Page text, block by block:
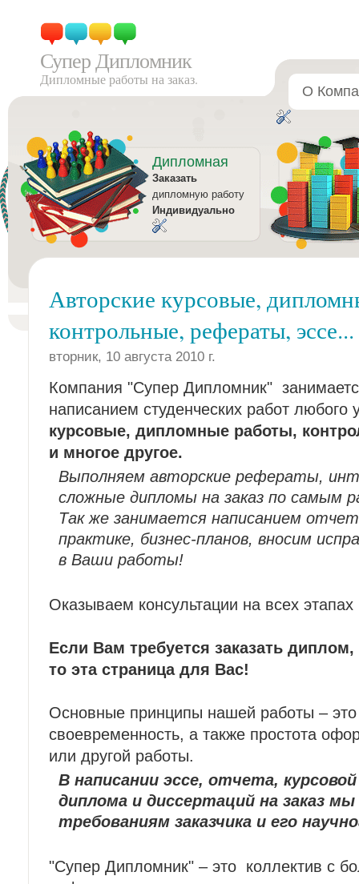
Супер Дипломник
Дипломные работы на заказ.
О
Дипломная
Заказать
дипломную работу
Индивидуально
Авторские курсовые,
контрольные, рефераты, эссе...
вторник, 10 августа 2010 г.
Компания "Супер Дипломник"
написанием студенческих работ любого
курсовые, дипломные работы,
и многое другое.
Выполняем авторские рефераты,
сложные дипломы на заказ по самым
Так же занимается написанием
практике, бизнес-планов, вносим
в Ваши работы!
Оказываем консультации на всех
Если Вам требуется заказать
то эта страница для Вас!
Основные принципы нашей работы – это
своевременность, а также простота
или другой работы.
В написании эссе, отчета,
диплома и диссертаций на заказ
требованиям заказчика и его
"Супер Дипломник" – это коллектив с